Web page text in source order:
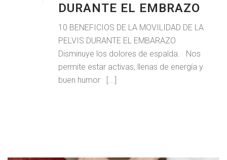
DURANTE EL EMBRAZO
10 BENEFICIOS DE LA MOVILIDAD DE LA
PELVIS DURANTE EL EMBARAZO
Disminuye los dolores de espalda. Nos
permite estar activas, llenas de energía y
buen humor [...]